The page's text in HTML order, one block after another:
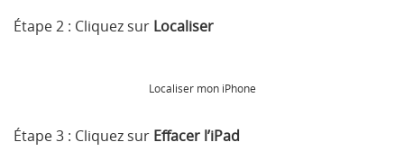
Étape 2 : Cliquez sur Localiser
Localiser mon iPhone
Étape 3 : Cliquez sur Effacer l’iPad